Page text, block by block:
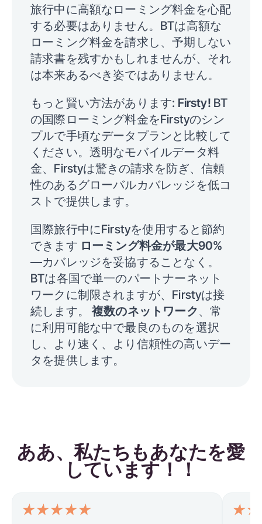
旅行中に高額なローミング料金を心配
する必要はありません。BTは高額な
ローミング料金を請求し、予期しない
請求書を残すかもしれませんが、それ
は本来あるべき姿ではありません。
もっと賢い方法があります: Firsty! BT
の国際ローミング料金をFirstyのシン
プルで手頃なデータプランと比較して
ください。透明なモバイルデータ料
金、Firstyは驚きの請求を防ぎ、信頼
性のあるグローバルカバレッジを低コ
ストで提供します。
国際旅行中にFirstyを使用すると節約
できます ローミング料金が最大90%
—カバレッジを妥協することなく。
BTは各国で単一のパートナーネット
ワークに制限されますが、Firstyは接
続します。複数のネットワーク、常
に利用可能な中で最良のものを選択
し、より速く、より信頼性の高いデー
タを提供します。
ああ、私たちもあなたを愛
しています！！